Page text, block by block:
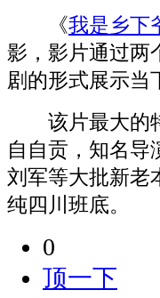
《我是乡下
影，影片通过两
剧的形式展示当
该片最大的特
自自贡，知名导
刘军等大批新老
纯四川班底。
0
顶一下